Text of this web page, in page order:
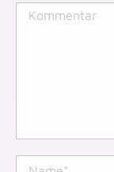
Kommentar
Name *